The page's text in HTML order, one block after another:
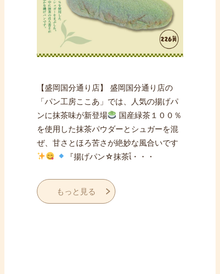
【盛岡国分通り店】 盛岡国分通り店の
「パン工房ここあ」では、人気の揚げパ
ンに抹茶味が新登場
国産緑茶１００％
を使用した抹茶パウダーとシュガーを混
ぜ、甘さとほろ苦さが絶妙な風合いです
『揚げパン☆抹茶ἷ・・・
もっと見る